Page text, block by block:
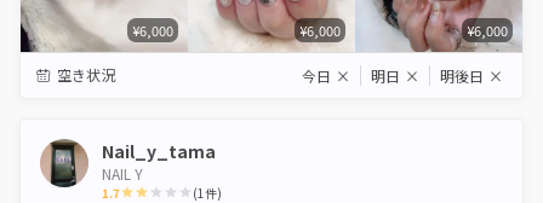
¥6,000 ¥6,000 ¥6,000
空き状況 今日 × 明日 × 明後日 ×
Nail_y_tama
NAIL Y
1.7 (1件)